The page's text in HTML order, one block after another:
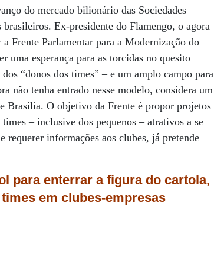
do mercado bilionário das Sociedades
Ex-presidente do Flamengo, o agora
Frente Parlamentar para a Modernização do
uma esperança para as torcidas no quesito
“donos dos times” – e um amplo campo para
não tenha entrado nesse modelo, considera um
Brasília. O objetivo da Frente é propor projetos
– inclusive dos pequenos – atrativos a se
requerer informações aos clubes, já pretende
para enterrar a figura do cartola,
em clubes-empresas